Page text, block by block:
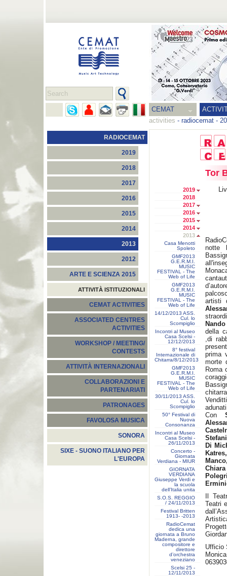
CEMAT
activities - radiocemat -
RADIOCEMAT
2019
2018
2017
2016
2015
2014
2013
2012
ARTE E SCIENZA 2015
ATTIVITÀ ISTITUZIONALI
CEMAT ACTIVITIES
ASSOCIATED CENTRES
ACTIVITIES
WORKSHOP / MEETING/
CONTESTS
ATTIVITÀ INTERNAZIONALI
COLLABORAZIONI E
PARTENARIATI
PATRONAGES
FAVOLOSA MUSICA
SONORA
SIXE - SUONO ITALIANO PER
L'EUROPA
2019
2018
2017
2016
2015
2014
2013
Casa Menotti
Spoleto
GMF2013
G.E.R.M.I.
MUSIC
FESTIVAL - The
Web of Life
GMF2013
G.E.R.M.I.
MUSIC
FESTIVAL - The
Web of Life
14/12/2013 ASS.
Cul. lo
Scompiglio
Incontri al Museo
Casa Scelsi -
12/12/2013
8° festival
Internazionale di
Chitarra/8/12/2013
GMF2013
G.E.R.M.I.
MUSIC
FESTIVAL - The
Web of Life
30/11/2013 ASS.
Cul. lo
Scompiglio
50° Festival di
Nuova
Consonanza
Incontri al Museo
Casa Scelsi -
26/11/2013
Concerto -
Giornata
Verdiana - MIUR
GIORNATA
VERDIANA
Giuseppe Verdi e
la scuola
dell’Italia unita
S.O.S. REGGIO
/ 24/11/2013
Festival Britten
1913- ‐2013
RadioCemat
dedica una
giornata a Bruno
Maderna, grande
compositore e
direttore
d’orchestra
veneziano
Scelsi 25 -
12/11/2013
Tor
notte
artisti
della
,di
prima
morte
Roma
Con
Di
Il
Teatri
Ufficio